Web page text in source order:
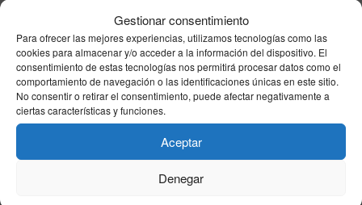
Gestionar consentimiento
Para ofrecer las mejores experiencias, utilizamos tecnologías como las
cookies para almacenar y/o acceder a la información del dispositivo. El
consentimiento de estas tecnologías nos permitirá procesar datos como el
comportamiento de navegación o las identificaciones únicas en este sitio.
No consentir o retirar el consentimiento, puede afectar negativamente a
ciertas características y funciones.
Aceptar
Denegar
Publicidad Aviso Legal
Política de privacidad
Política de cookies
Unpu Group Solutions SL
El Periódico de Ceuta - Medio de Comunicación